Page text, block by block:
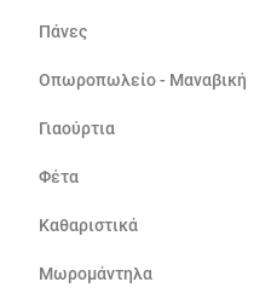
Πάνες
Οπωροπωλείο - Μαναβική
Γιαούρτια
Φέτα
Καθαριστικά
Μωρομάντηλα